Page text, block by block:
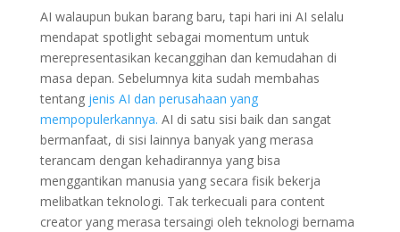
AI walaupun bukan barang baru, tapi hari ini AI selalu
mendapat spotlight sebagai momentum untuk
merepresentasikan kecanggihan dan kemudahan di
masa depan. Sebelumnya kita sudah membahas
tentang jenis AI dan perusahaan yang
mempopulerkannya. AI di satu sisi baik dan sangat
bermanfaat, di sisi lainnya banyak yang merasa
terancam dengan kehadirannya yang bisa
menggantikan manusia yang secara fisik bekerja
melibatkan teknologi. Tak terkecuali para content
creator yang merasa tersaingi oleh teknologi bernama